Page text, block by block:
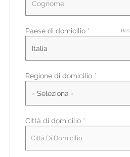
ES
PT
Paese di domicilio *
Regione di domicilio *
Città di domicilio *
Città Di Domicilio